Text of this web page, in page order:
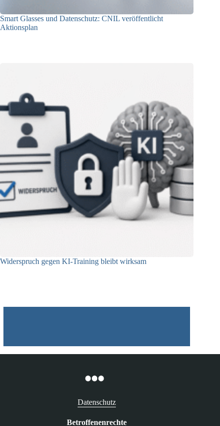
Smart Glasses und Datenschutz: CNIL veröffentlicht
Aktionsplan
Widerspruch gegen KI-Training bleibt wirksam
Datenschutz
Betroffenenrechte